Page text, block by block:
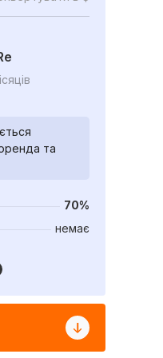
та
70%
немає